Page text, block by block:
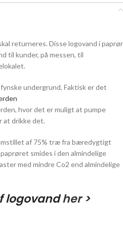
returneres. Disse logovand i paprør
til kunder, på messen, til
undergrund. Faktisk er det
hvor det er muligt at pumpe
at drikke det.
af 75% træ fra bæredygtigt
smides i den almindelige
med mindre Co2 end almindelige
logovandher >